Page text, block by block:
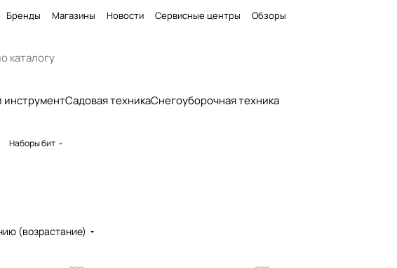
Бренды Магазины Новости Сервисные центры Обзоры
инструментСадовая техникаСнегоуборочная техника
Наборы бит
(возрастание)